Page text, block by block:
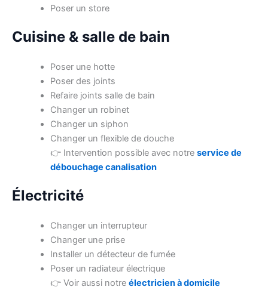
Poser un store
Cuisine & salle de bain
Poser une hotte
Poser des joints
Refaire joints salle de bain
Changer un robinet
Changer un siphon
Changer un flexible de douche
👉 Intervention possible avec notre service de
débouchage canalisation
Électricité
Changer un interrupteur
Changer une prise
Installer un détecteur de fumée
Poser un radiateur électrique
👉 Voir aussi notre électricien à domicile